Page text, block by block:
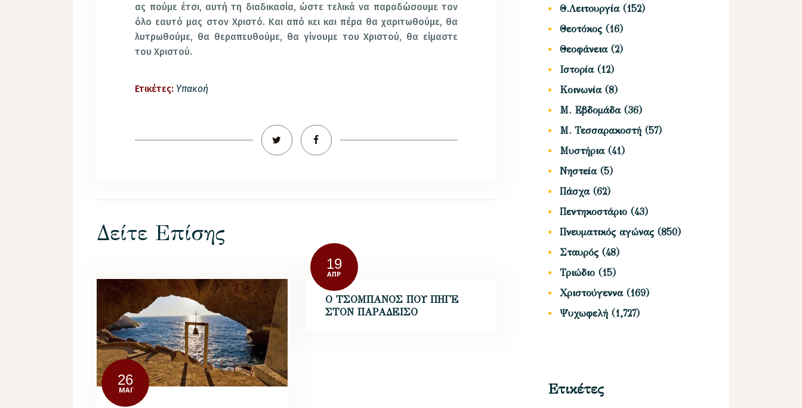
ας πούμε έτσι, αυτή τη διαδικασία, ώστε τελικά να παραδώσουμε τον
όλο εαυτό μας στον Χριστό. Και από κει και πέρα θα χαριτωθούμε, θα
λυτρωθούμε, θα θεραπευθούμε, θα γίνουμε του Χριστού, θα είμαστε
του Χριστού.
Ετικέτες: Υπακοή
Δείτε Επίσης
26
ΜΆΙ
19
ΑΠΡ
Ο ΤΣΟΜΠΑΝΟΣ ΠΟΥ ΠΗΓΕ
ΣΤΟΝ ΠΑΡΑΔΕΙΣΟ
Θ.Λειτουργία(152)
Θεοτόκος (16)
Θεοφάνεια(2)
Ιστορία(12)
Κοινωνία(8)
Μ. Εβδομάδα(36)
Μ. Τεσσαρακοστή (57)
Μυστήρια(41)
Νηστεία(5)
Πάσχα(62)
Πεντηκοστάριο (43)
Πνευματικός αγώνας (850)
Σταυρός (48)
Τριώδιο (15)
Χριστούγεννα(169)
Ψυχωφελή (1,727)
Ετικέτες